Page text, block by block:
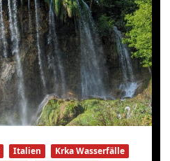
Italien
Krka Wasserfälle